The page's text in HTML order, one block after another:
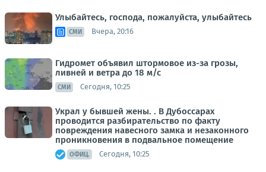
Улыбайтесь, господа, пожалуйста, улыбайтесь
СМИ Вчера, 20:16
Гидромет объявил штормовое из-за грозы,
ливней и ветра до 18 м/с
СМИ Сегодня, 10:25
Украл у бывшей жены. . В Дубоссарах
проводится разбирательство по факту
повреждения навесного замка и незаконного
проникновения в подвальное помещение
ОФИЦ. Сегодня, 10:25